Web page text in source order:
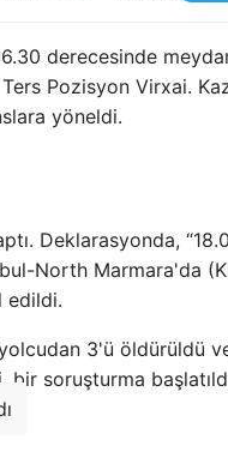
derecesinde
Pozisyon Virxai.
yöneldi.
Deklarasyonda,
North Marmara'da
edildi.
3'ü öldürüldü
soruşturma